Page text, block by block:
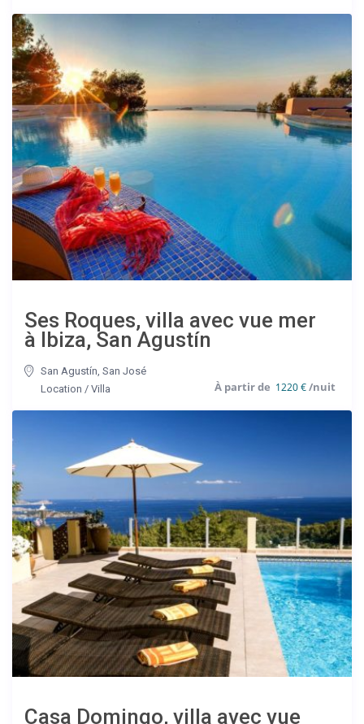
1220 €
Ses Roques, villa avec vue mer
à Ibiza, San Agustín
San Agustín,San José
Location /Villa
Casa Domingo, villa avec vue